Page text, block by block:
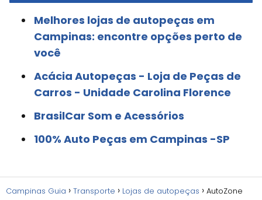
Melhores lojas de autopeças em
Campinas: encontre opções perto de
você
Acácia Autopeças - Loja de Peças de
Carros - Unidade Carolina Florence
BrasilCar Som e Acessórios
100% Auto Peças em Campinas -SP
Campinas Guia Transporte Lojas de autopeças
AutoZone